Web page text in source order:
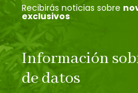
Recibirás noticias sobre
exclusivos
Información
de datos